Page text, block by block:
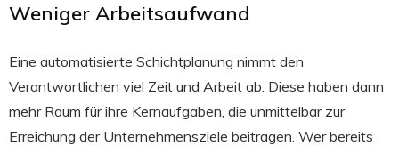
Weniger Arbeitsaufwand
Eine automatisierte Schichtplanung nimmt den
Verantwortlichen viel Zeit und Arbeit ab. Diese haben dann
mehr Raum für ihre Kernaufgaben, die unmittelbar zur
Erreichung der Unternehmensziele beitragen. Wer bereits